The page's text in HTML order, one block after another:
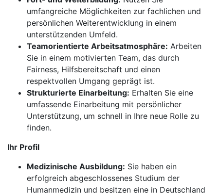
umfangreiche Möglichkeiten zur fachlichen und
persönlichen Weiterentwicklung in einem
unterstützenden Umfeld.
Teamorientierte Arbeitsatmosphäre: Arbeiten
Sie in einem motivierten Team, das durch
Fairness, Hilfsbereitschaft und einen
respektvollen Umgang geprägt ist.
Strukturierte Einarbeitung: Erhalten Sie eine
umfassende Einarbeitung mit persönlicher
Unterstützung, um schnell in Ihre neue Rolle zu
finden.
Ihr Profil
Medizinische Ausbildung: Sie haben ein
erfolgreich abgeschlossenes Studium der
Humanmedizin und besitzen eine in Deutschland